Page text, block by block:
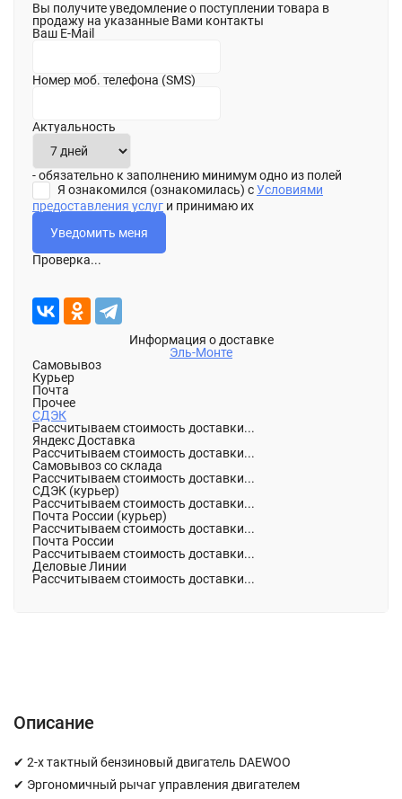
Вы получите уведомление о поступлении товара в
продажу на указанные Вами контакты
Ваш E-Mail
Номер моб. телефона (SMS)
Актуальность
- обязательно к заполнению минимум одно из полей
Я ознакомился (ознакомилась) сУсловиями
предоставления услуг и принимаю их
Проверка...
Информация о доставке
Эль-Монте
Самовывоз
Курьер
Почта
Прочее
СДЭК
Рассчитываем стоимость доставки...
Яндекс Доставка
Рассчитываем стоимость доставки...
Самовывоз со склада
Рассчитываем стоимость доставки...
СДЭК (курьер)
Рассчитываем стоимость доставки...
Почта России (курьер)
Рассчитываем стоимость доставки...
Почта России
Рассчитываем стоимость доставки...
Деловые Линии
Рассчитываем стоимость доставки...
Описание
✔ 2-х тактный бензиновый двигатель DAEWOO
✔ Эргономичный рычаг управления двигателем